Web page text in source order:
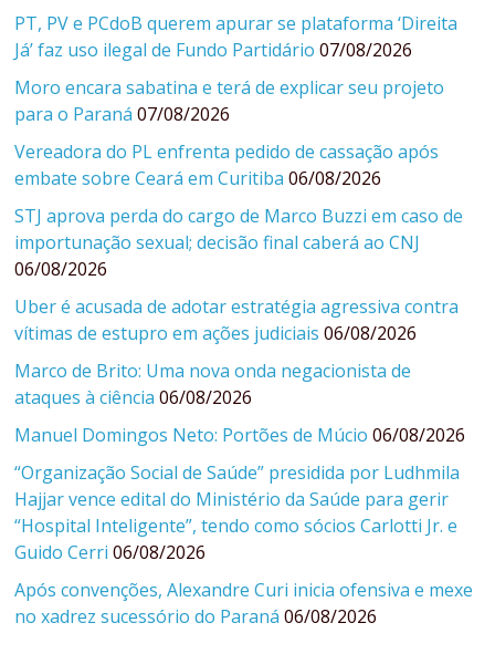
PT, PV e PCdoB querem apurar se plataforma ‘Direita
Já’ faz uso ilegal de Fundo Partidário 07/08/2026
Moro encara sabatina e terá de explicar seu projeto
para o Paraná 07/08/2026
Vereadora do PL enfrenta pedido de cassação após
embate sobre Ceará em Curitiba 06/08/2026
STJ aprova perda do cargo de Marco Buzzi em caso de
importunação sexual; decisão final caberá ao CNJ
06/08/2026
Uber é acusada de adotar estratégia agressiva contra
vítimas de estupro em ações judiciais 06/08/2026
Marco de Brito: Uma nova onda negacionista de
ataques à ciência 06/08/2026
Manuel Domingos Neto: Portões de Múcio 06/08/2026
“Organização Social de Saúde” presidida por Ludhmila
Hajjar vence edital do Ministério da Saúde para gerir
“Hospital Inteligente”, tendo como sócios Carlotti Jr. e
Guido Cerri 06/08/2026
Após convenções, Alexandre Curi inicia ofensiva e mexe
no xadrez sucessório do Paraná 06/08/2026